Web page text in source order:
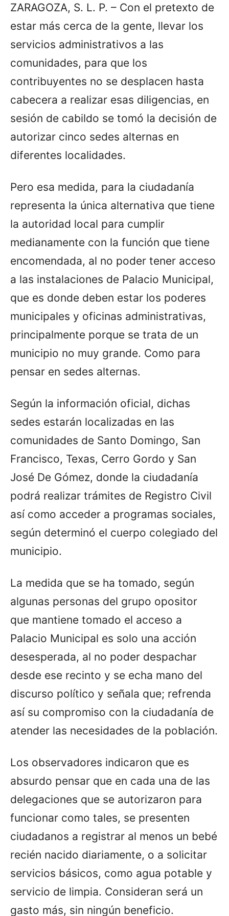
ZARAGOZA, S. L. P. – Con el pretexto de
estar más cerca de la gente, llevar los
servicios administrativos a las
comunidades, para que los
contribuyentes no se desplacen hasta
cabecera a realizar esas diligencias, en
sesión de cabildo se tomó la decisión de
autorizar cinco sedes alternas en
diferentes localidades.
Pero esa medida, para la ciudadanía
representa la única alternativa que tiene
la autoridad local para cumplir
medianamente con la función que tiene
encomendada, al no poder tener acceso
a las instalaciones de Palacio Municipal,
que es donde deben estar los poderes
municipales y oficinas administrativas,
principalmente porque se trata de un
municipio no muy grande. Como para
pensar en sedes alternas.
Según la información oficial, dichas
sedes estarán localizadas en las
comunidades de Santo Domingo, San
Francisco, Texas, Cerro Gordo y San
José De Gómez, donde la ciudadanía
podrá realizar trámites de Registro Civil
así como acceder a programas sociales,
según determinó el cuerpo colegiado del
municipio.
La medida que se ha tomado, según
algunas personas del grupo opositor
que mantiene tomado el acceso a
Palacio Municipal es solo una acción
desesperada, al no poder despachar
desde ese recinto y se echa mano del
discurso político y señala que; refrenda
así su compromiso con la ciudadanía de
atender las necesidades de la población.
Los observadores indicaron que es
absurdo pensar que en cada una de las
delegaciones que se autorizaron para
funcionar como tales, se presenten
ciudadanos a registrar al menos un bebé
recién nacido diariamente, o a solicitar
servicios básicos, como agua potable y
servicio de limpia. Consideran será un
gasto más, sin ningún beneficio.